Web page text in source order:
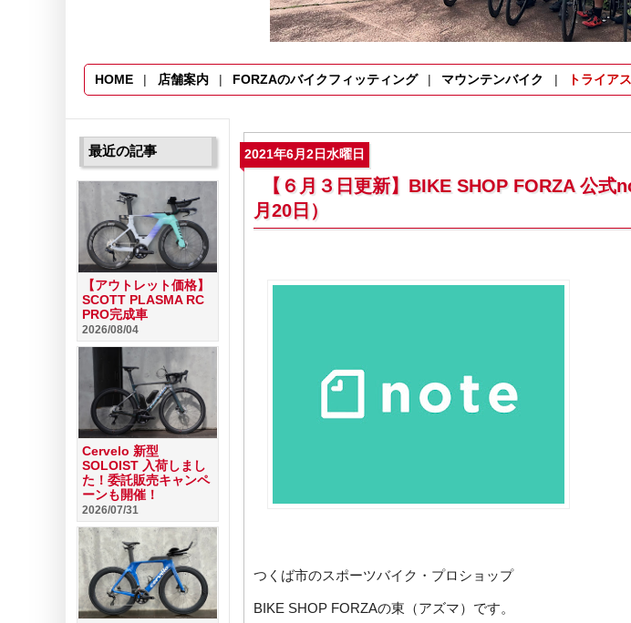
HOME 店舗案内 FORZAのバイクフィッティング マウンテンバイク トライア
2021年6月2日水曜日
【６月３日更新】BIKE SHOP FORZA 公式
月20日）
つくば市のスポーツバイク・プロショップ
BIKE SHOP FORZAの東（アズマ）です。
最近の記事
【アウトレット価格】
SCOTT PLASMA RC
PRO完成車
2026/08/04
Cervelo 新型
SOLOIST 入荷しまし
た！委託販売キャンペ
ーンも開催！
2026/07/31